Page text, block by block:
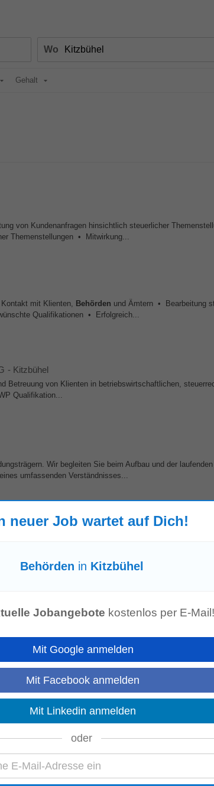
Wo
Gehalt
von Kundenanfragen hinsichtlich steuerlicher
Themenstellungen • Mitwirkung...
mit Klienten, Behörden und Ämtern • Bearbeitung
Qualifikationen • Erfolgreich...
- Kitzbühel
von Klienten in betriebswirtschaftlichen,
Qualifikation...
Wir begleiten Sie beim Aufbau und der
umfassenden Verständnisses...
rechtliche Betreuung der Bestandgeberseite sowie
vor
natürlich sind auch im Home Office alle
mit Klienten,Behördenund Ämtern • Bearbeitung
Qualifikationen • Erfolgreich...
von Qualitäts-, Sicherheits-, Umwelt- und regulatorischen
neuer Job wartet auf Dich!
Behörden in Kitzbühel
Jobangebote kostenlos per E-Mail!
Mit Google anmelden
Mit Facebook anmelden
Mit Linkedin anmelden
oder